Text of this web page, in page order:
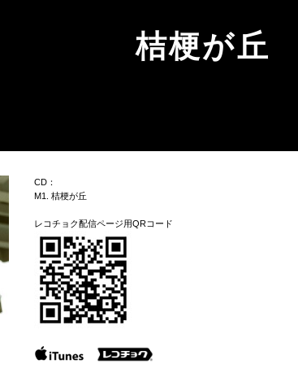
桔梗が丘
CD：
M1. 桔梗が丘
レコチョク配信ページ用QRコード